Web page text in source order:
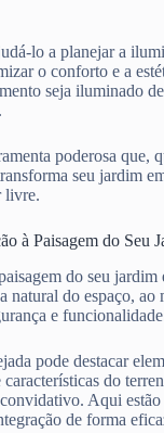
lo a planejar a
o conforto e a
seja iluminado
poderosa que,
seu jardim
livre.
à Paisagem do Seu
do seu jardim
natural do espaço, ao
e
pode destacar
do
Aqui estão
de forma